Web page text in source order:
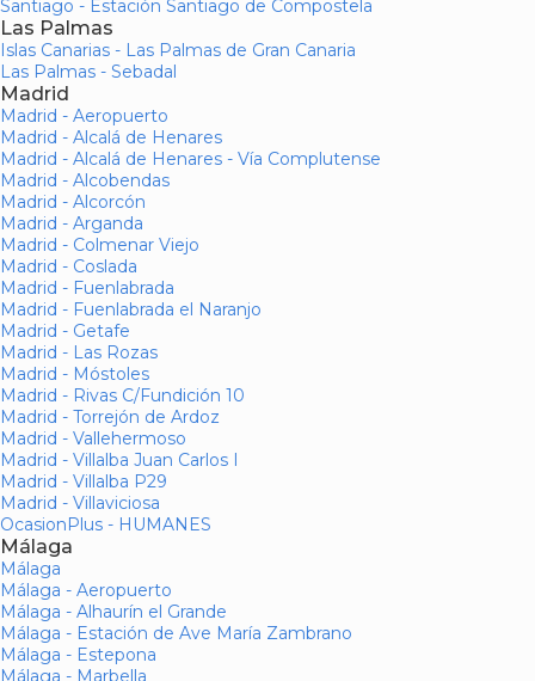
Santiago - Estación Santiago de Compostela
Las Palmas
Islas Canarias - Las Palmas de Gran Canaria
Las Palmas - Sebadal
Madrid
Madrid - Aeropuerto
Madrid - Alcalá de Henares
Madrid - Alcalá de Henares - Vía Complutense
Madrid - Alcobendas
Madrid - Alcorcón
Madrid - Arganda
Madrid - Colmenar Viejo
Madrid - Coslada
Madrid - Fuenlabrada
Madrid - Fuenlabrada el Naranjo
Madrid - Getafe
Madrid - Las Rozas
Madrid - Móstoles
Madrid - Rivas C/Fundición 10
Madrid - Torrejón de Ardoz
Madrid - Vallehermoso
Madrid - Villalba Juan Carlos I
Madrid - Villalba P29
Madrid - Villaviciosa
OcasionPlus - HUMANES
Málaga
Málaga
Málaga - Aeropuerto
Málaga - Alhaurín el Grande
Málaga - Estación de Ave María Zambrano
Málaga - Estepona
Málaga - Marbella